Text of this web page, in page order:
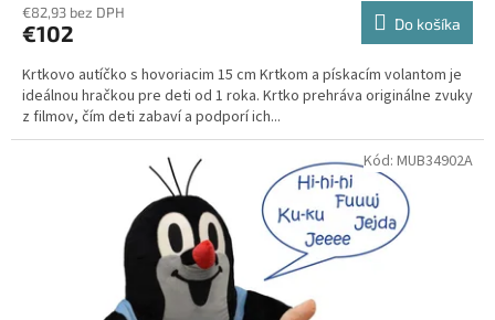
€82,93 bez DPH
€102 Do košíka
Krtkovo autíčko s hovoriacim 15 cm Krtkom a pískacím volantom je
ideálnou hračkou pre deti od 1 roka. Krtko prehráva originálne zvuky
z filmov, čím deti zabaví a podporí ich...
Kód: MUB34902A